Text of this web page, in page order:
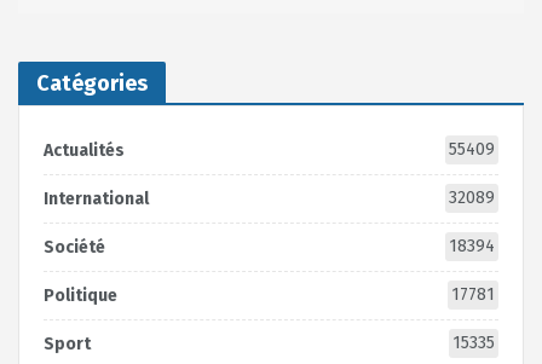
Catégories
Actualités 55409
International 32089
Société 18394
Politique 17781
Sport 15335